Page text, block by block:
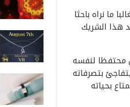
ما نراه باحثا
هذا الشريك
محتفظا لنفسه
بتصرفاته
بحياته